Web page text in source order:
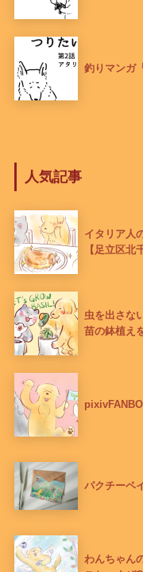
釣りマンガ
人気記事
イタリア人
【足立区北
虫を出さな
苗の鉢植え
パクチーペ
わんちゃん